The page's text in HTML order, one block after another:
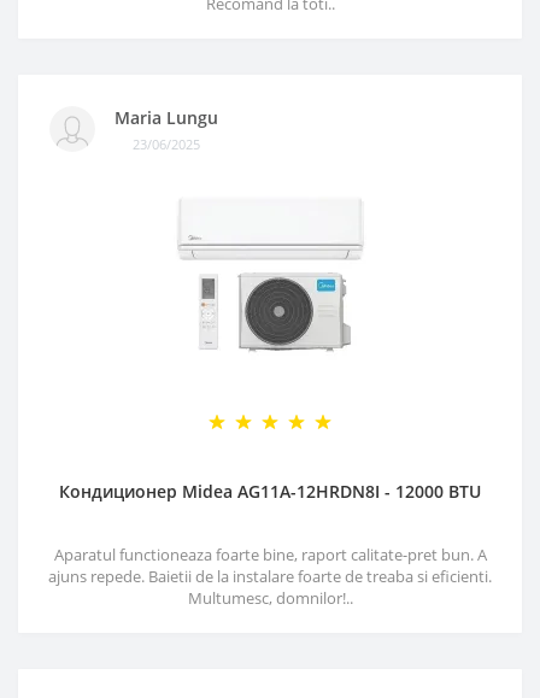
Maria Lungu
23/06/2025
Кондиционер Midea AG11A-12HRDN8I - 12000 BTU
Aparatul functioneaza foarte bine, raport calitate-pret bun. A
ajuns repede. Baietii de la instalare foarte de treaba si eficienti.
Multumesc, domnilor!..